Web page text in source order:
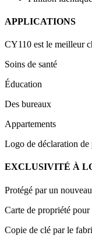
APPLICATIONS
CY110 est le meilleur
Soins de santé
Éducation
Des bureaux
Appartements
Logo de déclaration
EXCLUSIVITÉ À
Protégé par un
Carte de propriété
Copie de clé par le